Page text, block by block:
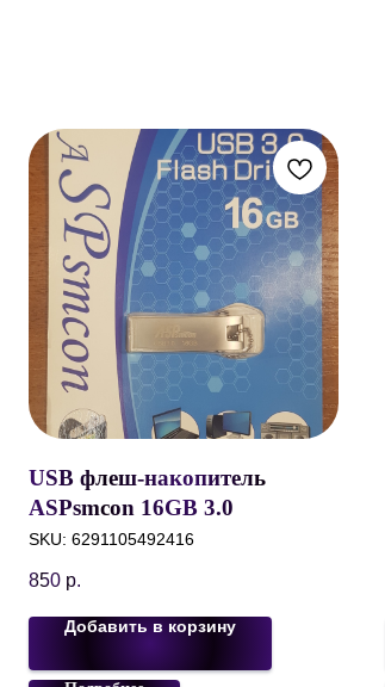
USB флеш-накопитель
ASPsmcon 16GB 3.0
SKU: 6291105492416
850 р.
Добавить в корзину